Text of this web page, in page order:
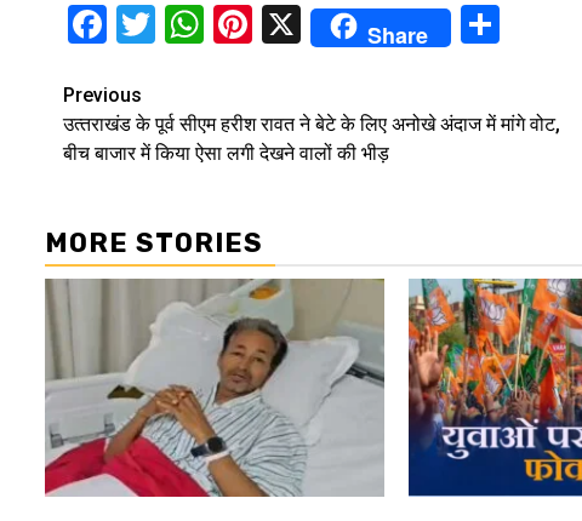
Facebook
Twitter
WhatsApp
Pinterest
X Share
Continue
Reading
Previous
उत्‍तराखंड के पूर्व सीएम हरीश रावत ने बेटे के लिए अनोखे अंदाज में मांगे वोट,
बीच बाजार में किया ऐसा लगी देखने वालों की भीड़
MORE STORIES